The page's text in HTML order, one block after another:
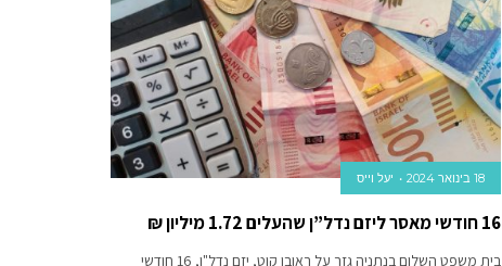
18 בינואר 2024 יעל וייס
16 חודשי מאסר ליזם נדל”ן שהעלים 1.72 מיליון ₪
בית משפט השלום בנתניה גזר על ראובן קוט, יזם נדל"ן, 16 חודשי